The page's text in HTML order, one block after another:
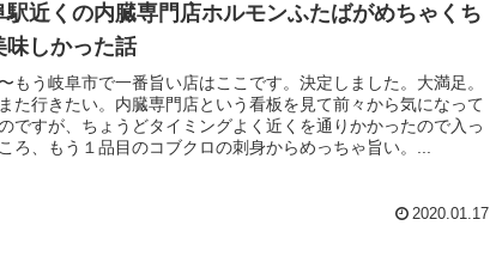
駅近くの内臓専門店ホルモンふたばがめちゃくち
味しかった話
もう岐阜市で一番旨い店はここです。決定しました。大満足。
た行きたい。内臓専門店という看板を見て前々から気になって
ですが、ちょうどタイミングよく近くを通りかかったので入っ
ろ、もう１品目のコブクロの刺身からめっちゃ旨い。...
2020.01.17